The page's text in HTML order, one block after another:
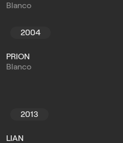
Blanco
2004
PRION
Blanco
2013
LIAN